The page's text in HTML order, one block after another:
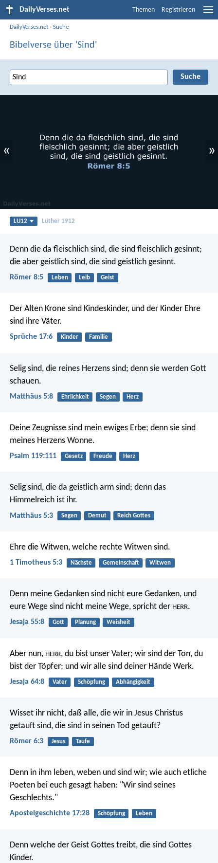
DailyVerses.net Themen Registrieren
DailyVerses.net ›Suche
Bibelverse über 'Sind'
« »
LU12 Luther 1912
Denn die da fleischlich sind, die sind fleischlich gesinnt;
die aber geistlich sind, die sind geistlich gesinnt.
Römer 8:5 Leben Leib Geist
Der Alten Krone sind Kindeskinder, und der Kinder Ehre
sind ihre Väter.
Sprüche 17:6 Kinder Familie
Selig sind, die reines Herzens sind; denn sie werden Gott
schauen.
Matthäus 5:8 Ehrlichkeit Segen Herz
Deine Zeugnisse sind mein ewiges Erbe; denn sie sind
meines Herzens Wonne.
Psalm 119:111 Gesetz Freude Herz
Selig sind, die da geistlich arm sind; denn das
Himmelreich ist ihr.
Matthäus 5:3 Segen Demut Reich Gottes
Ehre die Witwen, welche rechte Witwen sind.
1 Timotheus 5:3 Nächste Gemeinschaft Witwen
Denn meine Gedanken sind nicht eure Gedanken, und
eure Wege sind nicht meine Wege, spricht der HERR.
Jesaja 55:8 Gott Planung Weisheit
Aber nun, HERR, du bist unser Vater; wir sind der Ton, du
bist der Töpfer; und wir alle sind deiner Hände Werk.
Jesaja 64:8 Vater Schöpfung Abhängigkeit
Wisset ihr nicht, daß alle, die wir in Jesus Christus
getauft sind, die sind in seinen Tod getauft?
Römer 6:3 Jesus Taufe
Denn in ihm leben, weben und sind wir; wie auch etliche
Poeten bei euch gesagt haben: "Wir sind seines
Geschlechts."
Apostelgeschichte 17:28 Schöpfung Leben
Denn welche der Geist Gottes treibt, die sind Gottes
Kinder.